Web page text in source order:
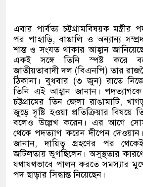
এবার পার্বত্য চট্টগ্রামবিষয়ক
পর পাহাড়ি,বাঙালি ও অন্যান্য
শান্ত ও সংযত থাকার আহ্বান
একই সঙ্গে তিনি স্পষ্ট করে
জাতীয়তাবাদী দল(বিএনপি)তার
ঠিকানা। বুধবার(৩ জুন)রাতে
তিনি এই আহ্বান জানান। পদত্যাগকে
চট্টগ্রামের তিন জেলা রাঙামাটি,
জুড়ে সৃষ্টি হওয়া প্রতিক্রিয়ার বিষয়ে
বলেও উল্লেখ করেন। এর আগে
থেকে পদত্যাগ করেন দীপেন
জানান,দায়িত্ব গ্রহণের পর
জটিলতায় ভুগছিলেন। অসুস্থতার কারণে
যথাযথভাবে পালন করতে সমস্যার
পদ ছাড়ার সিদ্ধান্ত নিয়েছেন।